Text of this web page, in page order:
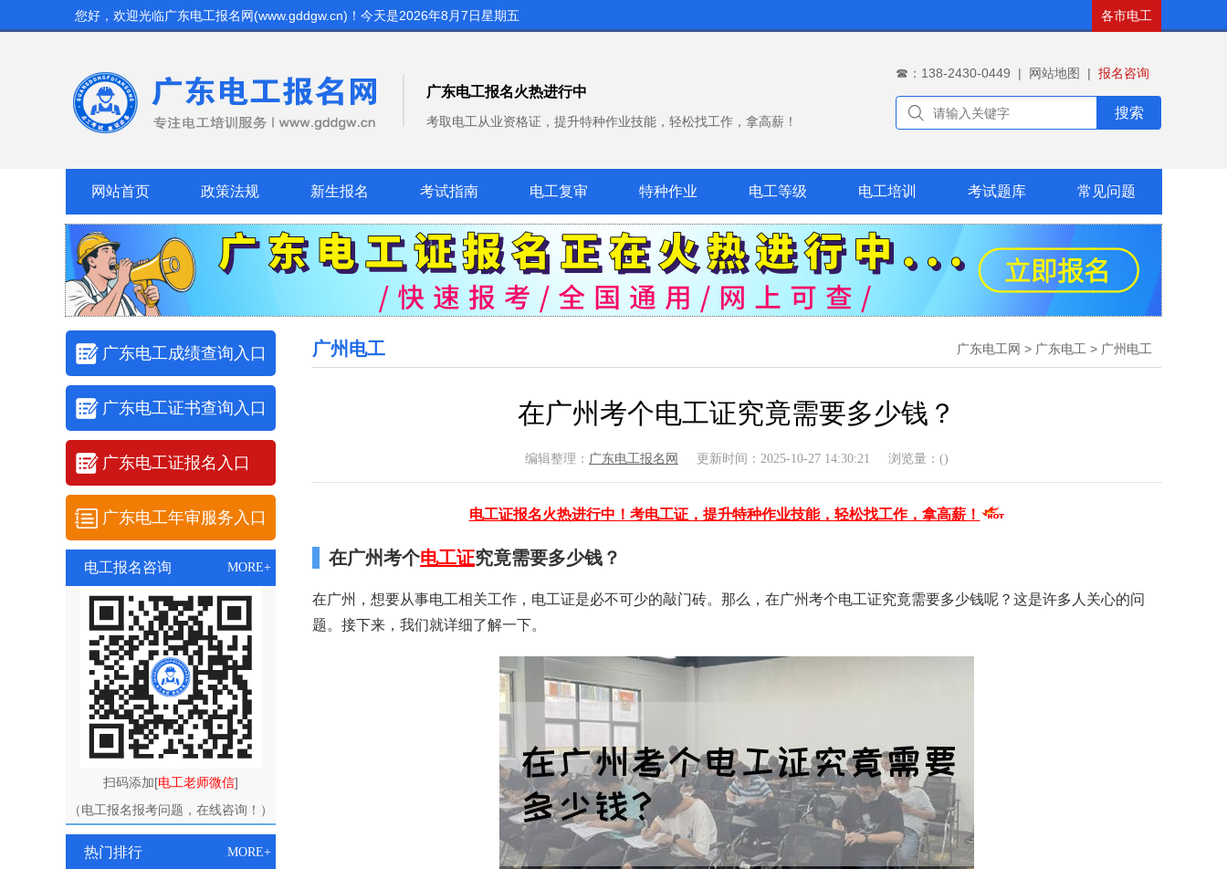
您好，欢迎光临广东电工报名网(www.gddgw.cn) ！今天是2026年8月7日星期五 各市电工
广东电工报名火热进行中
考取电工从业资格证，提升特种作业技能，轻松找工作，拿高薪！
☎：138-2430-0449 | 网站地图 | 报名咨询
搜索
网站首页 政策法规 新生报名 考试指南 电工复审 特种作业 电工等级 电工培训 考试题库 常见问题
广东电工成绩查询入口
广东电工证书查询入口
广东电工证报名入口
广东电工年审服务入口
电工报名咨询 MORE+
扫码添加[电工老师微信]
（电工报名报考问题，在线咨询！）
热门排行 MORE+
广东电工网 > 广东电工 > 广州电工
广州电工
在广州考个电工证究竟需要多少钱？
编辑整理： 广东电工报名网 更新时间：2025-10-27 14:30:21 浏览量：()
电工证报名火热进行中！考电工证，提升特种作业技能，轻松找工作，拿高薪！
在广州考个电工证究竟需要多少钱？
在广州，想要从事电工相关工作，电工证是必不可少的敲门砖。那么，在广州考个电工证究竟需要多少钱呢？这是许多人关心的问
题。接下来，我们就详细了解一下。